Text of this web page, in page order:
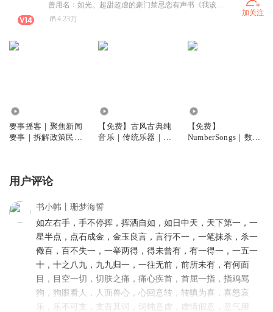
曾用名：如光。超甜超虐的豪门禁忌恋有声书《我该爱谁》华丽完结！ 一场豪门童养媳逆袭记，等你来听！ 感恩大家的点赞、关注、评论、分享和月票支持！祝大家生活幸福，听书愉快!
4.23万
加关注
要事播客｜聚焦新闻
要事｜拆解政策民生
【免费】古风古典纯
音乐｜传统乐器｜古
【免费】
NumberSongs｜数字
用户评论
书小帏丨珊梦海誓
如左右手，手不停挥，挥洒自如，如日中天，天下第一，一
星半点，点石成金，金玉良言，言行不一，一笔抹杀，杀一
儆百，百不失一，一举两得，得未曾有，有一得一，一五一
十，十之八九，九九归一，一往无前，前所未有，有何面
目，目空一切，切肤之痛，痛心疾首，首屈一指，指鸡骂
狗，狗眼看人，人面兽心，心回意转，转嗔为喜，喜怒哀
乐，乐不可支，支吾其词，词钝意虚，虚情假意，意气用